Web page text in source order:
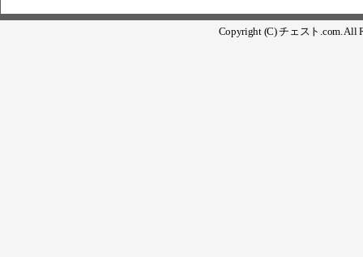
Copyright (C) チェスト.com. All